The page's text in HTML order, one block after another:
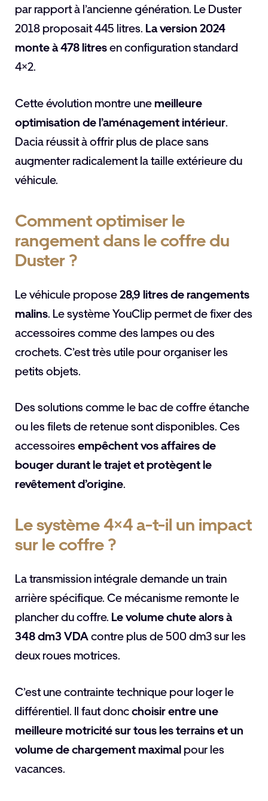
par rapport à l’ancienne génération. Le Duster
2018 proposait 445 litres. La version 2024
monte à 478 litresen configuration standard
4×2.
Cette évolution montre unemeilleure
optimisation de l’aménagement intérieur.
Dacia réussit à offrir plus de place sans
augmenter radicalement la taille extérieure du
véhicule.
Comment optimiser le
rangement dans le coffre du
Duster ?
Le véhicule propose28,9 litres de rangements
malins. Le système YouClip permet de fixer des
accessoires comme des lampes ou des
crochets. C’est très utile pour organiser les
petits objets.
Des solutions comme le bac de coffre étanche
ou les filets de retenue sont disponibles. Ces
accessoires empêchent vos affaires de
bouger durant le trajet et protègent le
revêtement d’origine.
Le système 4×4 a-t-il un impact
sur le coffre ?
La transmission intégrale demande un train
arrière spécifique. Ce mécanisme remonte le
plancher du coffre. Le volume chute alors à
348 dm3 VDAcontre plus de 500 dm3 sur les
deux roues motrices.
C’est une contrainte technique pour loger le
différentiel. Il faut doncchoisir entre une
meilleure motricité sur tous les terrains et un
volume de chargement maximal pour les
vacances.